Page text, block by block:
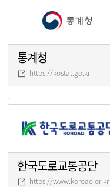
통계청
https://kostat.go.kr
한국도로교통공단
https://www.koroad.or.kr